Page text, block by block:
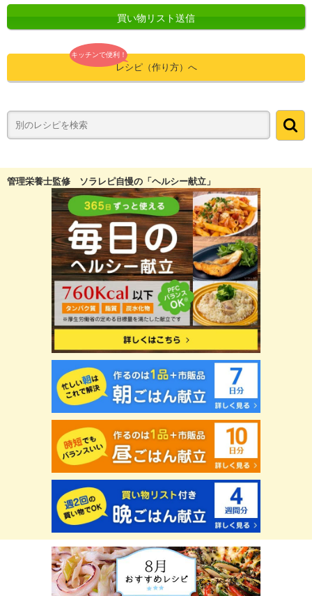
買い物リスト送信
キッチンで便利！
レシピ（作り方）へ
管理栄養士監修 ソラレピ自慢の「ヘルシー献立」